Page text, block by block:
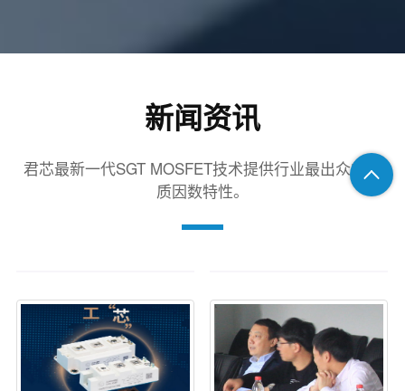
新闻资讯
君芯最新一代SGT MOSFET技术提供行业最出众的品
质因数特性。